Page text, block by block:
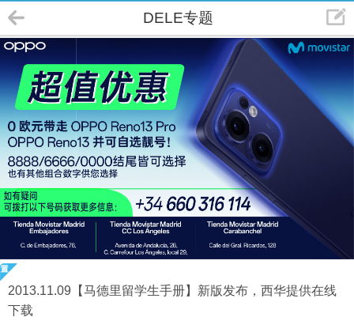
DELE专题
2013.11.09【马德里留学生手册】新版发布，西华提供在线
下载